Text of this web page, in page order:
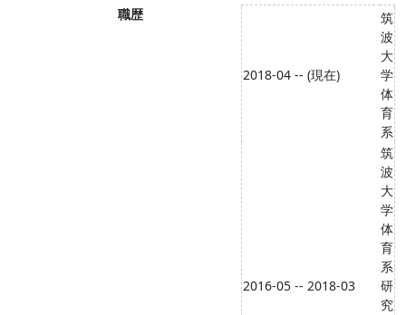
職歴
2018-04 -- (現在)
筑
波
大
学
体
育
系
2016-05 -- 2018-03
筑
波
大
学
体
育
系
研
究